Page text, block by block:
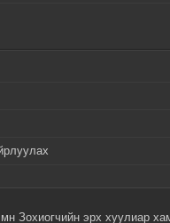
Зохиогчийн эрх хуулиар